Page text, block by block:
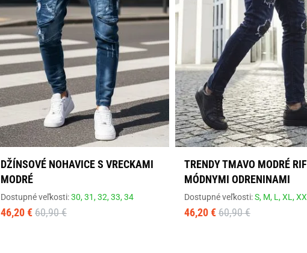
DŽÍNSOVÉ NOHAVICE S VRECKAMI
MODRÉ
Dostupné veľkosti:30,31,32,33,34
46,20 € 60,90 €
TRENDY TMAVO MODRÉ
MÓDNYMI ODRENINAMI
Dostupné veľkosti:S, M, L,XL,
46,20 € 60,90 €